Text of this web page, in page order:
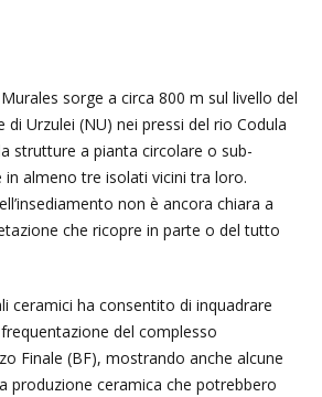
sorge a circa 800 m sul livello del
Urzulei (NU) nei pressi del rio Codula
strutture a pianta circolare o sub-
in almeno tre isolati vicini tra loro.
non è ancora chiara a
che ricopre in parte o del tutto
ceramici ha consentito di inquadrare
del complesso
Finale (BF), mostrando anche alcune
produzione ceramica che potrebbero